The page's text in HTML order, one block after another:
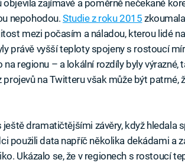
objevila zajímavé a poměrně nečekané
nepohodou.Studie z roku 2015
mezi počasím a náladou, kterou lidé
právě vyšší teploty spojeny s rostoucí
regionu – a lokální rozdíly byly výrazné,
projevů na Twitteru však může být patrné,
ještě dramatičtějšími závěry, když hledala
použili data napříč několika dekádami a
Ukázalo se, že v regionech s rostoucí